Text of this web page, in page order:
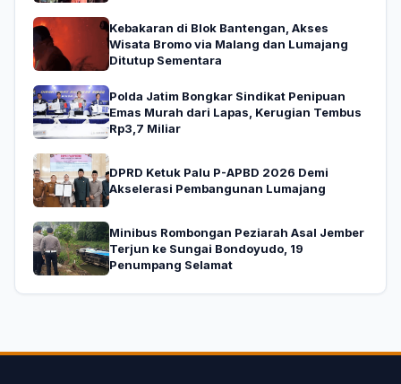
Kebakaran di Blok Bantengan, Akses
Wisata Bromo via Malang dan Lumajang
Ditutup Sementara
Polda Jatim Bongkar Sindikat Penipuan
Emas Murah dari Lapas, Kerugian Tembus
Rp3,7 Miliar
DPRD Ketuk Palu P-APBD 2026 Demi
Akselerasi Pembangunan Lumajang
Minibus Rombongan Peziarah Asal Jember
Terjun ke Sungai Bondoyudo, 19
Penumpang Selamat